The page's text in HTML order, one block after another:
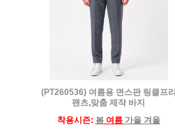
(PT260536) 여름용 면스판 링클프리
팬츠,맞춤 제작 바지
착용시즌: 봄여름 가을 겨울